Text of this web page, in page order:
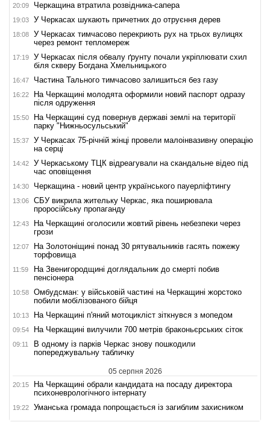
20:09 Черкащина втратила розвідника-сапера
19:03 У Черкасах шукають причетних до отруєння дерев
18:08
У Черкасах тимчасово перекриють рух на трьох вулицях
через ремонт тепломереж
17:19
У Черкасах після обвалу ґрунту почали укріплювати схил
біля скверу Богдана Хмельницького
16:47 Частина Тального тимчасово залишиться без газу
16:22
На Черкащині молодята оформили новий паспорт одразу
після одруження
15:50
На Черкащині суд повернув державі землі на території
парку "Нижньосульський"
15:37
У Черкасах 75-річній жінці провели малоінвазивну операцію
на серці
14:42
У Черкаському ТЦК відреагували на скандальне відео під
час оповіщення
14:30 Черкащина - новий центр українського пауерліфтингу
13:06
СБУ викрила жительку Черкас, яка поширювала
проросійську пропаганду
12:43
На Черкащині оголосили жовтий рівень небезпеки через
грози
12:07
На Золотоніщині понад 30 рятувальників гасять пожежу
торфовища
11:59
На Звенигородщині доглядальник до смерті побив
пенсіонера
10:58
Омбудсман: у військовій частині на Черкащині жорстоко
побили мобілізованого бійця
10:13 На Черкащині п'яний мотоцикліст зіткнувся з мопедом
09:54 На Черкащині вилучили 700 метрів браконьєрських сіток
09:11
В одному із парків Черкас знову пошкодили
попереджувальну табличку
05 серпня 2026
20:15
На Черкащині обрали кандидата на посаду директора
психоневрологічного інтернату
19:22 Уманська громада попрощається із загиблим захисником